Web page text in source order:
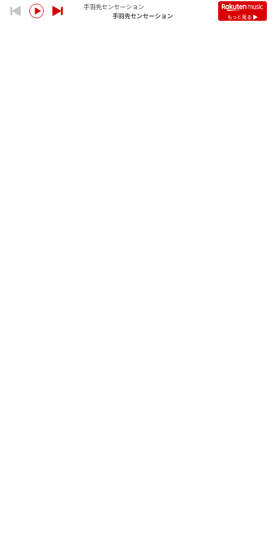
手羽先センセーション
手羽先センセーション
もっと見る